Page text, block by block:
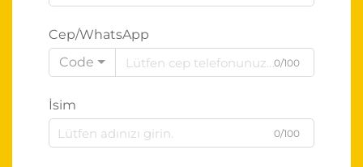
Cep/WhatsApp
Code
0/100
İsim
0/100